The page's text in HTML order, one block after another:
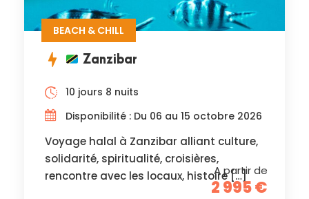
BEACH & CHILL
Zanzibar
A partir de
2 995 €
10 jours 8 nuits
Disponibilité : Du 06 au 15 octobre 2026
Voyage halal à Zanzibar alliant culture,
solidarité, spiritualité, croisières,
rencontre avec les locaux, histoire […]